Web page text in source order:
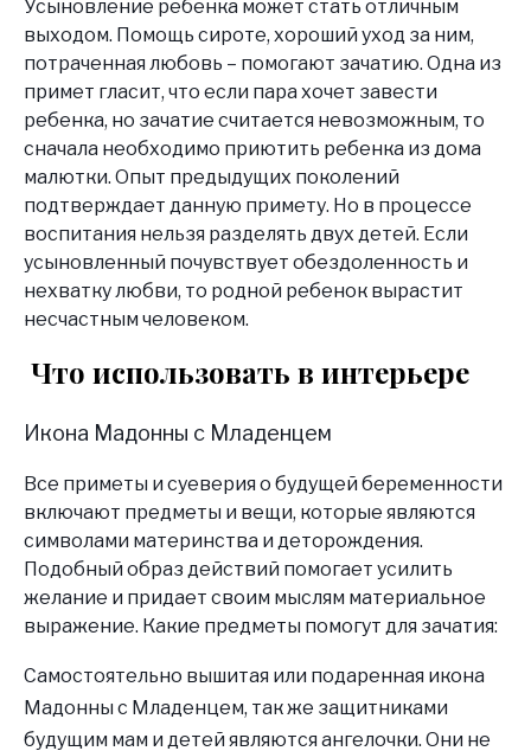
Усыновление ребенка может стать отличным
выходом. Помощь сироте, хороший уход за ним,
потраченная любовь – помогают зачатию. Одна из
примет гласит, что если пара хочет завести
ребенка, но зачатие считается невозможным, то
сначала необходимо приютить ребенка из дома
малютки. Опыт предыдущих поколений
подтверждает данную примету. Но в процессе
воспитания нельзя разделять двух детей. Если
усыновленный почувствует обездоленность и
нехватку любви, то родной ребенок вырастит
несчастным человеком.
Что использовать в интерьере
Икона Мадонны с Младенцем
Все приметы и суеверия о будущей беременности
включают предметы и вещи, которые являются
символами материнства и деторождения.
Подобный образ действий помогает усилить
желание и придает своим мыслям материальное
выражение. Какие предметы помогут для зачатия:
Самостоятельно вышитая или подаренная икона
Мадонны с Младенцем, так же защитниками
будущим мам и детей являются ангелочки. Они не